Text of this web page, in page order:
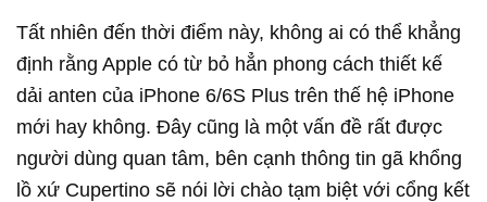
Tất nhiên đến thời điểm này, không ai có thể khẳng
định rằng Apple có từ bỏ hẳn phong cách thiết kế
dải anten của iPhone 6/6S Plus trên thế hệ iPhone
mới hay không. Đây cũng là một vấn đề rất được
người dùng quan tâm, bên cạnh thông tin gã khổng
lồ xứ Cupertino sẽ nói lời chào tạm biệt với cổng kết